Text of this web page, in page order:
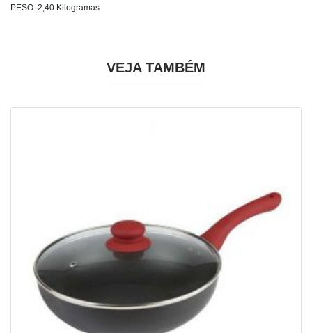
PESO: 2,40 Kilogramas
VEJA TAMBÉM